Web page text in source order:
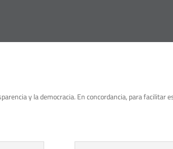
y la democracia. En concordancia, para facilitar